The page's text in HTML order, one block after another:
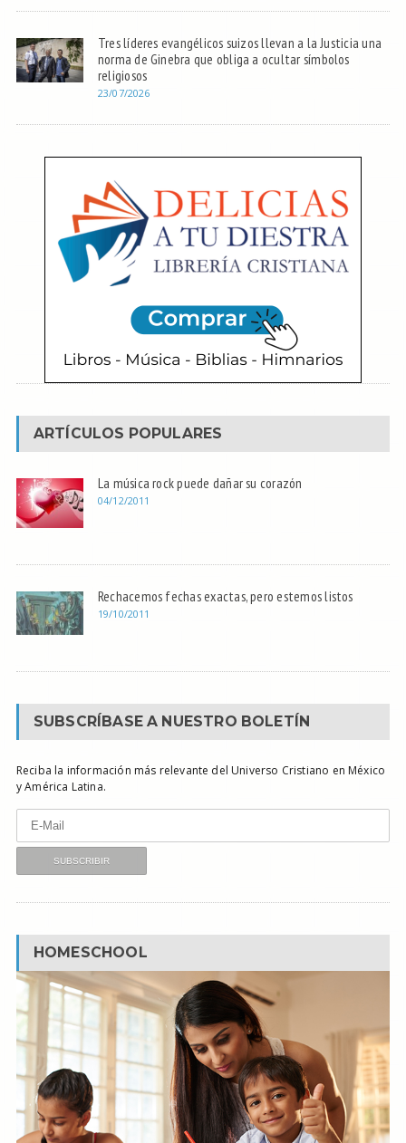
Tres líderes evangélicos suizos llevan a la Justicia una
norma de Ginebra que obliga a ocultar símbolos
religiosos
23/07/2026
ARTÍCULOS POPULARES
La música rock puede dañar su corazón
04/12/2011
Rechacemos fechas exactas, pero estemos listos
19/10/2011
SUBSCRÍBASE A NUESTRO BOLETÍN
Reciba la información más relevante del Universo Cristiano en México
y América Latina.
HOMESCHOOL